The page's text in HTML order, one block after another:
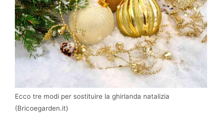
Ecco tre modi per sostituire la ghirlanda natalizia
(Bricoegarden.it)